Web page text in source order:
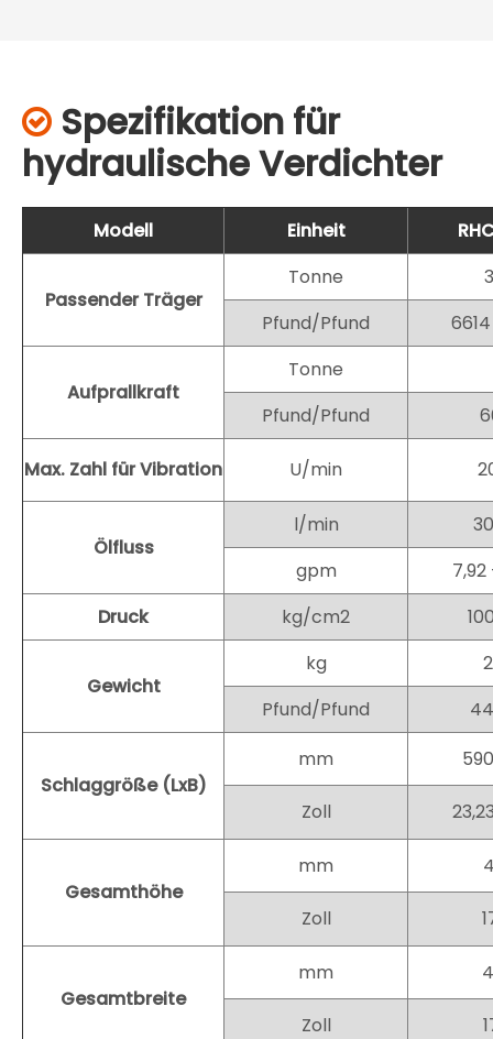
 Spezifikation für
hydraulische Verdichter
Modell Einheit
Passender Träger
Tonne
Pfund/Pfund
Aufprallkraft
Tonne
Pfund/Pfund
Max. Zahl für Vibration U/min
Ölfluss
l/min
gpm
7,92
Druck
kg/cm2
Gewicht
kg
Pfund/Pfund
Schlaggröße (LxB)
mm
Zoll
Gesamthöhe
mm
Zoll
Gesamtbreite
mm
Zoll